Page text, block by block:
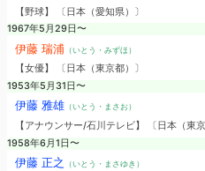
【野球】 〔日本（愛知県）〕
1967年5月29日〜
伊藤 瑞浦 （いとう・みずほ）
【女優】 〔日本（東京都）〕
1953年5月31日〜
伊藤 雅雄（いとう・まさお）
【アナウンサー/石川テレビ】 〔日本（東京
1958年6月1日〜
伊藤 正之 （いとう・まさゆき）